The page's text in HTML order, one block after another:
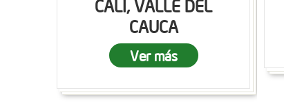
CALI, VALLE DEL
CAUCA
Ver más